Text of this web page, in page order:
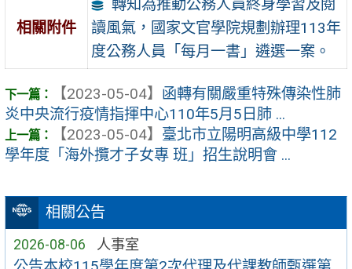
相關公告
2026-08-06 人事室
相關附件
轉知為推動公務人員終身學習及閱
讀風氣，國家文官學院規劃辦理113年
度公務人員「每月一書」遴選一案。
【2023-05-04】 函轉有關嚴重特殊傳染性肺
炎中央流行疫情指揮中心110年5月5日肺 ...
【2023-05-04】 臺北市立陽明高級中學112
學年度「海外攬才子女專 班」招生說明會 ...